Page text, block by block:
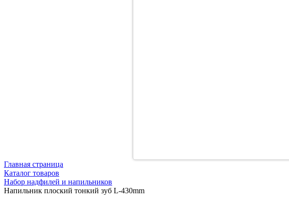
Главная страница
Каталог товаров
Набор надфилей и напильников
Напильник плоский тонкий зуб L-430mm